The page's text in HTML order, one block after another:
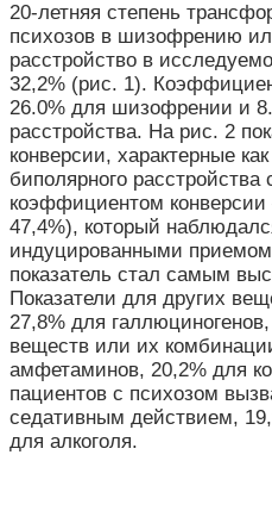
20-летняя степень
психозов в шизофрению
расстройство в
32,2% (рис. 1).
26.0% для шизофрении и
расстройства. На рис. 2
конверсии, характерные
биполярного
коэффициентом
47,4%), который
индуцированными
показатель стал самым
Показатели для других
27,8% для
веществ или их
амфетаминов, 20,2% для
пациентов с психозом
седативным действием,
для алкоголя.